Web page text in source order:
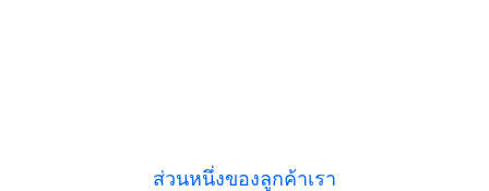
ส่วนหนึ่งของลูกค้าเรา